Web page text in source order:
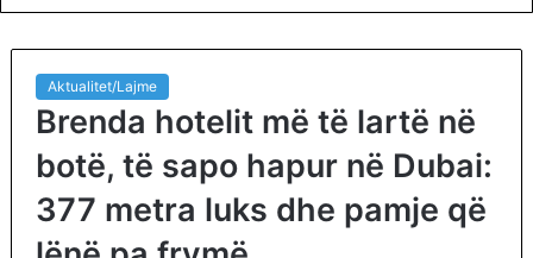
Aktualitet/Lajme
Brenda hotelit më të lartë në
botë, të sapo hapur në Dubai:
377 metra luks dhe pamje që